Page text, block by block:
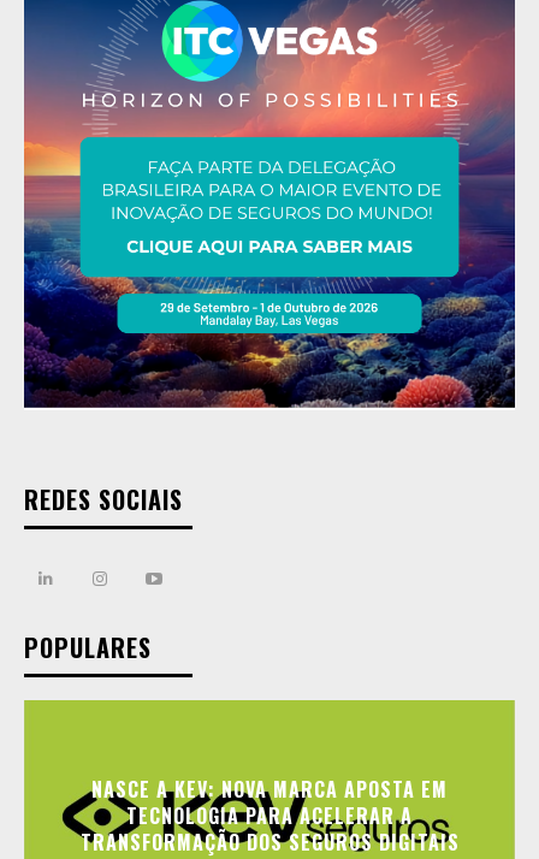
REDES SOCIAIS
POPULARES
NASCE A KEV: NOVA MARCA APOSTA EM
TECNOLOGIA PARA ACELERAR A
TRANSFORMAÇÃO DOS SEGUROS DIGITAIS